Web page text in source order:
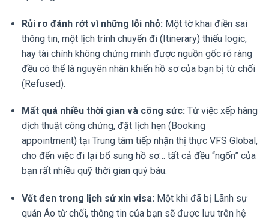
Rủi ro đánh rớt vì những lỗi nhỏ: Một tờ khai điền sai
thông tin, một lịch trình chuyến đi (Itinerary) thiếu logic,
hay tài chính không chứng minh được nguồn gốc rõ ràng
đều có thể là nguyên nhân khiến hồ sơ của bạn bị từ chối
(Refused).
Mất quá nhiều thời gian và công sức: Từ việc xếp hàng
dịch thuật công chứng, đặt lịch hẹn (Booking
appointment) tại Trung tâm tiếp nhận thị thực VFS Global,
cho đến việc đi lại bổ sung hồ sơ… tất cả đều “ngốn” của
bạn rất nhiều quỹ thời gian quý báu.
Vết đen trong lịch sử xin visa: Một khi đã bị Lãnh sự
quán Áo từ chối, thông tin của bạn sẽ được lưu trên hệ